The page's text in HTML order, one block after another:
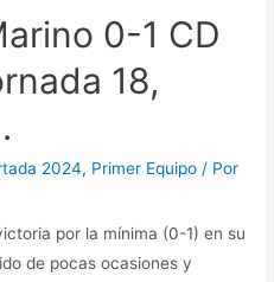
0-1 CD
18,
2024, Primer Equipo / Por
por la mínima (0-1) en su
de pocas ocasiones y